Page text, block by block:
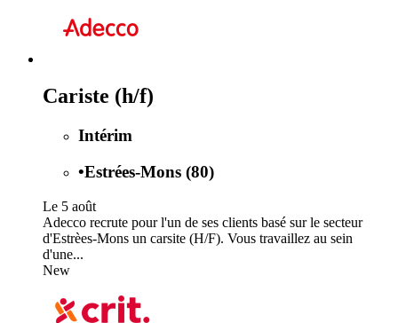
Cariste (h/f)
Intérim
•Estrées-Mons (80)
Le 5 août
Adecco recrute pour l'un de ses clients basé sur le secteur
d'Estrèes-Mons un carsite (H/F). Vous travaillez au sein
d'une...
New